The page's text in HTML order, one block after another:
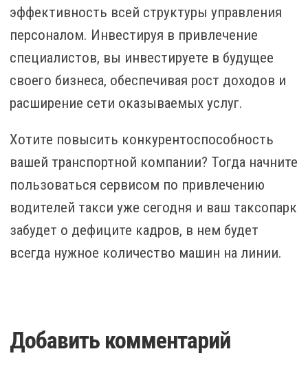
эффективность всей структуры управления
персоналом. Инвестируя в привлечение
специалистов, вы инвестируете в будущее
своего бизнеса, обеспечивая рост доходов и
расширение сети оказываемых услуг.
Хотите повысить конкурентоспособность
вашей транспортной компании? Тогда начните
пользоваться сервисом по привлечению
водителей такси уже сегодня и ваш таксопарк
забудет о дефиците кадров, в нем будет
всегда нужное количество машин на линии.
Добавить комментарий